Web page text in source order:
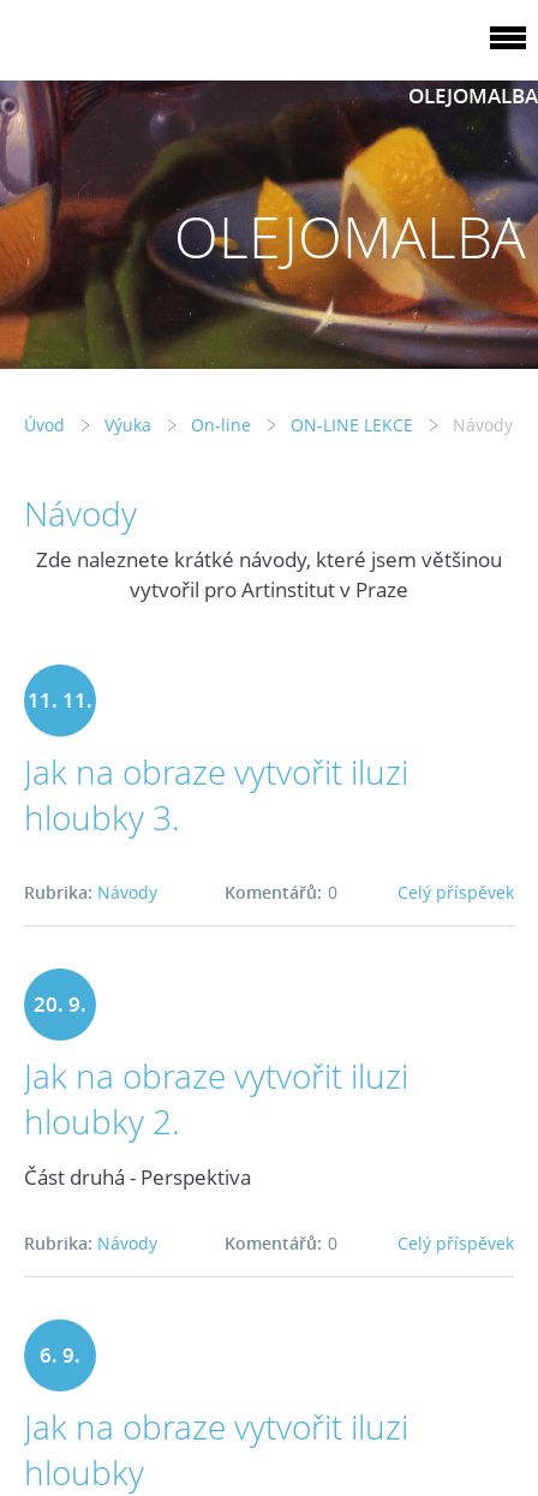
OLEJOMALBA
OLEJOMALBA
Úvod Výuka On-line ON-LINE LEKCE Návody
Návody
Zde naleznete krátké návody, které jsem většinou
vytvořil pro Artinstitut v Praze
11. 11.
2016
Jak na obraze vytvořit iluzi
hloubky 3.
Celý příspěvek
Rubrika: Návody 0
Komentářů:
20. 9.
2016
Jak na obraze vytvořit iluzi
hloubky 2.
Část druhá - Perspektiva
Celý příspěvek
Rubrika: Návody 0
Komentářů:
6. 9.
2016
Jak na obraze vytvořit iluzi
hloubky